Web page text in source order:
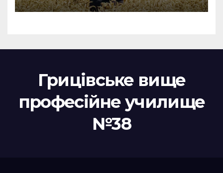
Грицівське вище
професійне училище
№38